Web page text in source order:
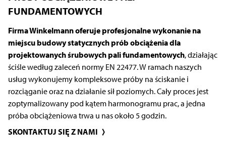
FUNDAMENTOWYCH
Firma Winkelmann oferuje profesjonalne wykonanie na
miejscu budowy statycznych prób obciążenia dla
projektowanych śrubowych pali fundamentowych, działając
ściśle według zaleceń normy EN 22477. W ramach naszych
usług wykonujemy kompleksowe próby na ściskanie i
rozciąganie oraz na działanie sił poziomych. Cały proces jest
zoptymalizowany pod kątem harmonogramu prac, a jedna
próba obciążeniowa trwa u nas około 5 godzin.
SKONTAKTUJ SIĘ Z NAMI